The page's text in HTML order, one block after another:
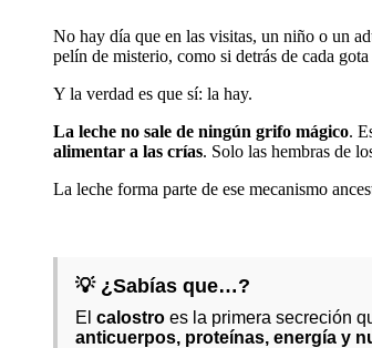
No hay día que en las visitas, un niño o un
pelín de misterio, como si detrás de cada
Y la verdad es que sí: la hay.
La leche no sale de ningún grifo mágico.
alimentar a las crías. Solo las hembras de
La leche forma parte de ese mecanismo
💡 ¿Sabías que…?
El calostro es la primera secreción
anticuerpos, proteínas, energía y